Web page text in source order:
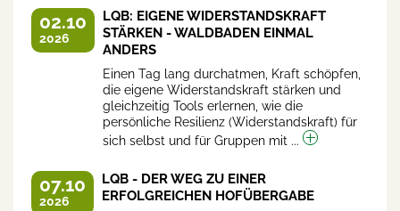
02.10
2026
LQB: EIGENE WIDERSTANDSKRAFT
STÄRKEN - WALDBADEN EINMAL
ANDERS
Einen Tag lang durchatmen, Kraft schöpfen,
die eigene Widerstandskraft stärken und
gleichzeitig Tools erlernen, wie die
persönliche Resilienz (Widerstandskraft) für
sich selbst und für Gruppen mit ...
07.10
2026
LQB - DER WEG ZU EINER
ERFOLGREICHEN HOFÜBERGABE